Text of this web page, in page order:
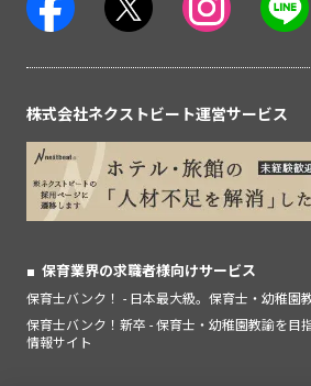
株式会社ネクストビート運営サービス
保育業界の求職者様向けサービス
保育士バンク！ - 日本最大級。保育士・幼稚園
保育士バンク！新卒 - 保育士・幼稚園教諭を目
情報サイト